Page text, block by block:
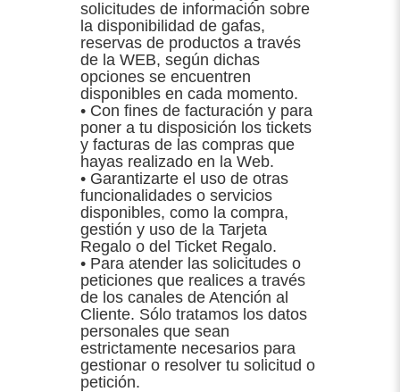
solicitudes de información sobre
la disponibilidad de gafas,
reservas de productos a través
de la WEB, según dichas
opciones se encuentren
disponibles en cada momento.
• Con fines de facturación y para
poner a tu disposición los tickets
y facturas de las compras que
hayas realizado en la Web.
• Garantizarte el uso de otras
funcionalidades o servicios
disponibles, como la compra,
gestión y uso de la Tarjeta
Regalo o del Ticket Regalo.
• Para atender las solicitudes o
peticiones que realices a través
de los canales de Atención al
Cliente. Sólo tratamos los datos
personales que sean
estrictamente necesarios para
gestionar o resolver tu solicitud o
petición.